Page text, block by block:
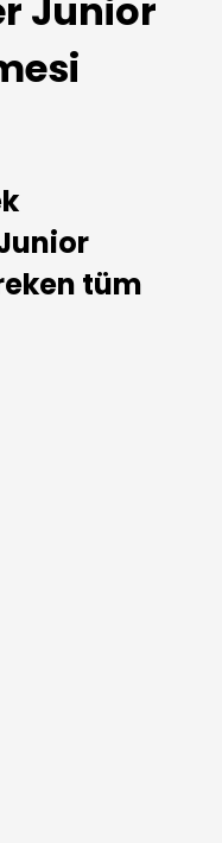
Junior
tüm